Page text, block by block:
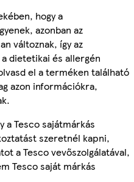
hogy a
azonban az
változnak, így az
dietetikai és allergén
el a terméken található
azon információkra,
a Tesco sajátmárkás
szeretnél kapni,
a Tesco vevőszolgálatával,
Tesco saját márkás